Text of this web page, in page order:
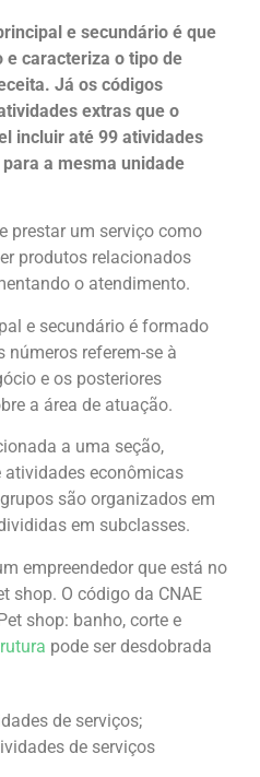
e secundário é que
e caracteriza o tipo de
Já os códigos
extras que o
incluir até 99 atividades
a mesma unidade
prestar um serviço como
produtos relacionados
o atendimento.
e secundário é formado
números referem-se à
e os posteriores
a área de atuação.
a uma seção,
econômicas
são organizados em
em subclasses.
empreendedor que está no
shop. O código da CNAE
shop: banho, corte e
pode ser desdobrada
de serviços;
de serviços